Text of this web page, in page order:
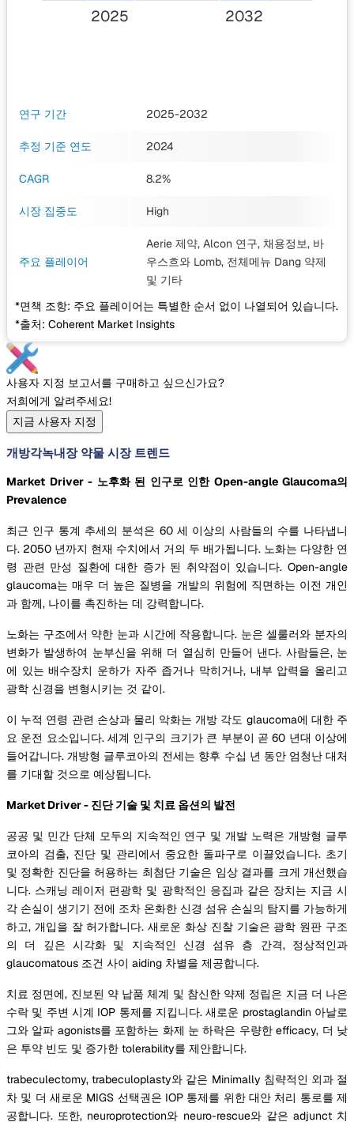
2025 2032
연구 기간 2025-2032
추정 기준 연도 2024
CAGR 8.2%
시장 집중도 High
주요 플레이어
Aerie 제약, Alcon 연구, 채용정보, 바
우스흐와 Lomb, 전체메뉴 Dang 약제
및 기타
*면책 조항: 주요 플레이어는 특별한 순서 없이 나열되어 있습니다.
*출처: Coherent Market Insights
사용자 지정 보고서를 구매하고 싶으신가요?
저희에게 알려주세요!
지금 사용자 지정
개방각녹내장 약물 시장 트렌드
Market Driver - 노후화 된 인구로 인한 Open-angle Glaucoma의
Prevalence
최근 인구 통계 추세의 분석은 60 세 이상의 사람들의 수를 나타냅니
다. 2050 년까지 현재 수치에서 거의 두 배가됩니다. 노화는 다양한 연
령 관련 만성 질환에 대한 증가 된 취약점이 있습니다. Open-angle
glaucoma는 매우 더 높은 질병을 개발의 위험에 직면하는 이전 개인
과 함께, 나이를 촉진하는 데 강력합니다.
노화는 구조에서 약한 눈과 시간에 작용합니다. 눈은 셀룰러와 분자의
변화가 발생하여 눈부신을 위해 더 열심히 만들어 낸다. 사람들은, 눈
에 있는 배수장치 운하가 자주 좁거나 막히거나, 내부 압력을 올리고
광학 신경을 변형시키는 것 같이.
이 누적 연령 관련 손상과 물리 악화는 개방 각도 glaucoma에 대한 주
요 운전 요소입니다. 세계 인구의 크기가 큰 부분이 곧 60 년대 이상에
들어갑니다. 개방형 글루코아의 전세는 향후 수십 년 동안 엄청난 대처
를 기대할 것으로 예상됩니다.
Market Driver - 진단 기술 및 치료 옵션의 발전
공공 및 민간 단체 모두의 지속적인 연구 및 개발 노력은 개방형 글루
코아의 검출, 진단 및 관리에서 중요한 돌파구로 이끌었습니다. 초기
및 정확한 진단을 허용하는 최첨단 기술은 임상 결과를 크게 개선했습
니다. 스캐닝 레이저 편광학 및 광학적인 응집과 같은 장치는 지금 시
각 손실이 생기기 전에 조차 온화한 신경 섬유 손실의 탐지를 가능하게
하고, 개입을 잘 허가합니다. 새로운 화상 진찰 기술은 광학 원판 구조
의 더 깊은 시각화 및 지속적인 신경 섬유 층 간격, 정상적인과
glaucomatous 조건 사이 aiding 차별을 제공합니다.
치료 정면에, 진보된 약 납품 체계 및 참신한 약제 정립은 지금 더 나은
수락 및 주변 시계 IOP 통제를 지킵니다. 새로운 prostaglandin 아날로
그와 알파 agonists를 포함하는 화제 눈 하락은 우량한 efficacy, 더 낮
은 투약 빈도 및 증가한 tolerability를 제안합니다.
trabeculectomy, trabeculoplasty와 같은 Minimally 침략적인 외과 절
차 및 더 새로운 MIGS 선택권은 IOP 통제를 위한 대안 처리 통로를 제
공합니다. 또한, neuroprotection와 neuro-rescue와 같은 adjunct 치